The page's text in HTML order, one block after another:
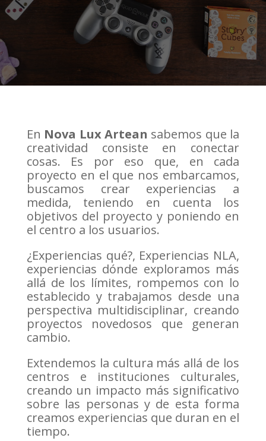
En Nova Lux Artean sabemos que la
creatividad consiste en conectar
cosas. Es por eso que, en cada
proyecto en el que nos embarcamos,
buscamos crear experiencias a
medida, teniendo en cuenta los
objetivos del proyecto y poniendo en
el centro a los usuarios.
¿Experiencias qué?, Experiencias NLA,
experiencias dónde exploramos más
allá de los límites, rompemos con lo
establecido y trabajamos desde una
perspectiva multidisciplinar, creando
proyectos novedosos que generan
cambio.
Extendemos la cultura más allá de los
centros e instituciones culturales,
creando un impacto más significativo
sobre las personas y de esta forma
creamos experiencias que duran en el
tiempo.